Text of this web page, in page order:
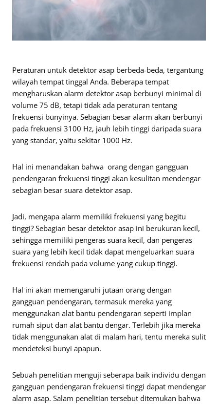
Peraturan untuk detektor asap berbeda-beda, tergantung
wilayah tempat tinggal Anda. Beberapa tempat
mengharuskan alarm detektor asap berbunyi minimal di
volume 75 dB, tetapi tidak ada peraturan tentang
frekuensi bunyinya. Sebagian besar alarm akan berbunyi
pada frekuensi 3100 Hz, jauh lebih tinggi daripada suara
yang standar, yaitu sekitar 1000 Hz.
Hal ini menandakan bahwa orang dengan gangguan
pendengaran frekuensi tinggi akan kesulitan mendengar
sebagian besar suara detektor asap.
Jadi, mengapa alarm memiliki frekuensi yang begitu
tinggi? Sebagian besar detektor asap ini berukuran kecil,
sehingga memiliki pengeras suara kecil, dan pengeras
suara yang lebih kecil tidak dapat mengeluarkan suara
frekuensi rendah pada volume yang cukup tinggi.
Hal ini akan memengaruhi jutaan orang dengan
gangguan pendengaran, termasuk mereka yang
menggunakan alat bantu pendengaran seperti implan
rumah siput dan alat bantu dengar. Terlebih jika mereka
tidak menggunakan alat di malam hari, tentu mereka sulit
mendeteksi bunyi apapun.
Sebuah penelitian menguji seberapa baik individu dengan
gangguan pendengaran frekuensi tinggi dapat mendengar
alarm asap. Salam penelitian tersebut ditemukan bahwa